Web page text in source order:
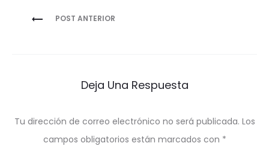
Navegación
POST ANTERIOR
Deja Una Respuesta
Tu dirección de correo electrónico no será publicada. Los
campos obligatorios están marcados con *